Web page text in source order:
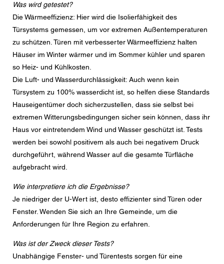
Was wird getestet?
Die Wärmeeffizienz: Hier wird die Isolierfähigkeit des
Türsystems gemessen, um vor extremen Außentemperaturen
zu schützen. Türen mit verbesserter Wärmeeffizienz halten
Häuser im Winter wärmer und im Sommer kühler und sparen
so Heiz- und Kühlkosten.
Die Luft- und Wasserdurchlässigkeit: Auch wenn kein
Türsystem zu 100% wasserdicht ist, so helfen diese Standards
Hauseigentümer doch sicherzustellen, dass sie selbst bei
extremen Witterungsbedingungen sicher sein können, dass ihr
Haus vor eintretendem Wind und Wasser geschützt ist. Tests
werden bei sowohl positivem als auch bei negativem Druck
durchgeführt, während Wasser auf die gesamte Türfläche
aufgebracht wird.
Wie interpretiere ich die Ergebnisse?
Je niedriger der U-Wert ist, desto effizienter sind Türen oder
Fenster. Wenden Sie sich an Ihre Gemeinde, um die
Anforderungen für Ihre Region zu erfahren.
Was ist der Zweck dieser Tests?
Unabhängige Fenster- und Türentests sorgen für eine